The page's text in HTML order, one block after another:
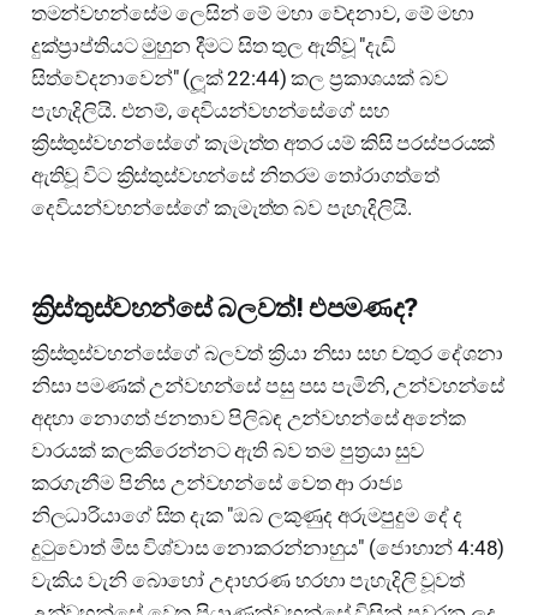
තමන්වහන්සේම ලෙසින් මේ මහා වේදනාව, මේ මහා
දුක්ප්‍රාප්තියට මුහුන දීමට සිත තුල ඇතිවූ "දැඩි
සිත්වේදනාවෙන්" (ලූක් 22:44) කල ප්‍රකාශයක් බව
පැහැදිලියි. එනම්, දෙවියන්වහන්සේගේ සහ
ක්‍රිස්තුස්වහන්සේගේ කැමැත්ත අතර යම් කිසි පරස්පරයක්
ඇතිවූ විට ක්‍රිස්තුස්වහන්සේ නිතරම තෝරාගත්තේ
දෙවියන්වහන්සේගේ කැමැත්ත බව පැහැදිලියි.
ක්‍රිස්තුස්වහන්සේ බලවත්! එපමණද?
ක්‍රිස්තුස්වහන්සේගේ බලවත් ක්‍රියා නිසා සහ චතුර දේශනා
නිසා පමණක් උන්වහන්සේ පසු පස පැමිනි, උන්වහන්සේ
අදහා නොගත් ජනතාව පිලිබඳ උන්වහන්සේ අනේක
වාරයක් කලකිරෙන්නට ඇති බව තම පුත්‍රයා සුව
කරගැනීම පිනිස උන්වහන්සේ වෙත ආ රාජ්‍ය
නිලධාරියාගේ සිත දැක "ඔබ ලකුණුද අරුමපුදුම දේ ද
දුටුවොත් මිස විශ්වාස නොකරන්නාහුය" (ජොහාන් 4:48)
වැකිය වැනි බොහෝ උදාහරණ හරහා පැහැදිලි වූවත්